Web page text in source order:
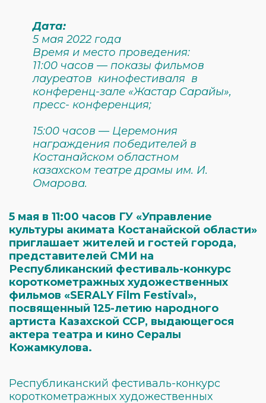
Дата:
5 мая 2022 года
Время и место проведения:
11:00 часов — показы фильмов
лауреатов кинофестиваля в
конференц-зале «Жастар Сарайы»,
пресс- конференция;
15:00 часов — Церемония
награждения победителей в
Костанайском областном
казахском театре драмы им. И.
Омарова.
5 мая в 11:00 часов ГУ «Управление
культуры акимата Костанайской области»
приглашает жителей и гостей города,
представителей СМИ на
Республиканский фестиваль-конкурс
короткометражных художественных
фильмов «SERALY Film Festival»,
посвященный 125-летию народного
артиста Казахской ССР, выдающегося
актера театра и кино Сералы
Кожамкулова.
Республиканский фестиваль-конкурс
короткометражных художественных